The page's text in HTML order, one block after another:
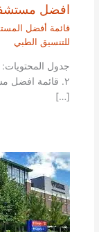
افضل
قائمة أفضل
للتنسيق الطبي
[…]